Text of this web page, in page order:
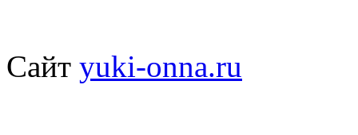
Сайт yuki-onna.ru